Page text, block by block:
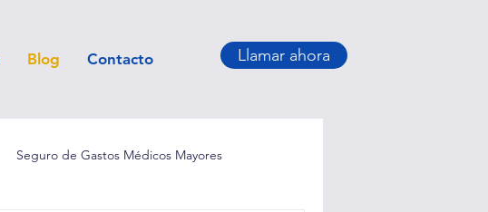
Blog Contacto Llamar ahora
Seguro de Gastos Médicos Mayores